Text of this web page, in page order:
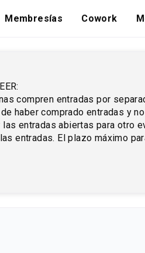
Membresías Cowork
compren entradas por
haber comprado entradas y
las entradas abiertas para otro
entradas. El plazo máximo